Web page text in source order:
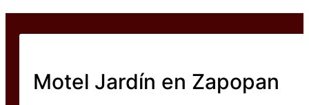
Motel Jardín en Zapopan